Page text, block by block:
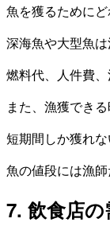
魚を獲るために
深海魚や大型魚は
燃料代、人件費
また、漁獲でき
短期間しか獲れ
魚の値段には漁
7. 飲食店